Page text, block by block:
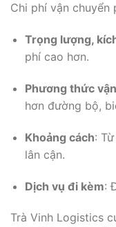
Chi phí vận chuyển
Trọng lượng,
phí cao hơn.
Phương thức
hơn đường bộ,
Khoảng cách:
lân cận.
Dịch vụ đi kèm:
Trà Vinh Logistics